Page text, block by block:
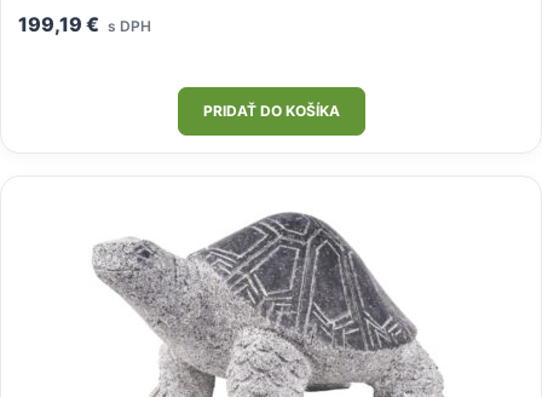
199,19 € s DPH
PRIDAŤ DO KOŠÍKA